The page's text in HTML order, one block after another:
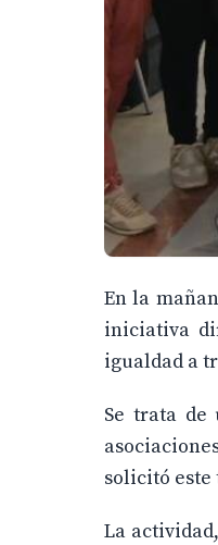
En la
iniciativa
igualdad a
Se trata de
solicitó
La